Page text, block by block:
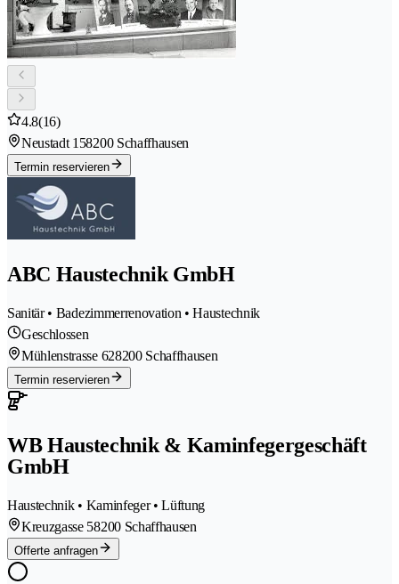
4.8(16)
Neustadt 158200 Schaffhausen
Termin reservieren
ABC Haustechnik GmbH
Sanitär • Badezimmerrenovation • Haustechnik
Geschlossen
Mühlenstrasse 628200 Schaffhausen
Termin reservieren
WB Haustechnik & Kaminfegergeschäft
GmbH
Haustechnik • Kaminfeger • Lüftung
Kreuzgasse 58200 Schaffhausen
Offerte anfragen